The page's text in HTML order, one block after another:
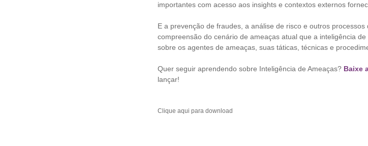
importantes com acesso aos insights e contextos externos
E a prevenção de fraudes, a análise de risco e outros
compreensão do cenário de ameaças atual que a inteligência
sobre os agentes de ameaças, suas táticas, técnicas e
Quer seguir aprendendo sobre Inteligência de Ameaças? Baixe
lançar!
Clique aqui para download